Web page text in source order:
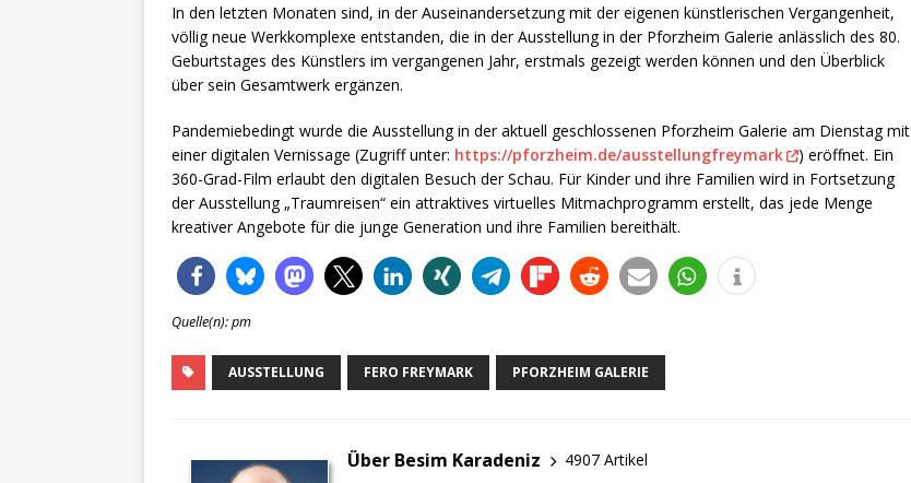
In den letzten Monaten sind, in der Auseinandersetzung mit der eigenen künstlerischen Vergangenheit,
völlig neue Werkkomplexe entstanden, die in der Ausstellung in der Pforzheim Galerie anlässlich des 80.
Geburtstages des Künstlers im vergangenen Jahr, erstmals gezeigt werden können und den Überblick
über sein Gesamtwerk ergänzen.
Pandemiebedingt wurde die Ausstellung in der aktuell geschlossenen Pforzheim Galerie am Dienstag mit
einer digitalen Vernissage (Zugriff unter: https://pforzheim.de/ausstellungfreymark
) eröffnet. Ein
360-Grad-Film erlaubt den digitalen Besuch der Schau. Für Kinder und ihre Familien wird in Fortsetzung
der Ausstellung „Traumreisen“ ein attraktives virtuelles Mitmachprogramm erstellt, das jede Menge
kreativer Angebote für die junge Generation und ihre Familien bereithält.
Quelle(n): pm
AUSSTELLUNG FERO FREYMARK PFORZHEIM GALERIE
Über Besim Karadeniz
4907 Artikel